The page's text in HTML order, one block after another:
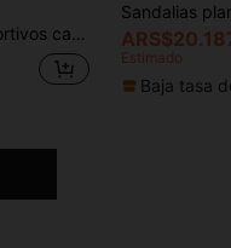
ZKBBO Zapatos deportivos casuales para mujer, zapatos de fitness ligeros antideslizantes, zapatos de tenis, zapatillas
Estimado
Baja tasa